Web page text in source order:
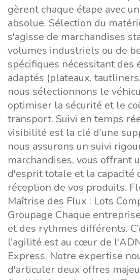
gèrent chaque étape avec
absolue. Sélection du
s'agisse de marchandises
volumes industriels ou de
spécifiques nécessitant des
adaptés (plateaux,
nous sélectionnons le
optimiser la sécurité et le
transport. Suivi en temps
visibilité est la clé d’une
nous assurons un suivi
marchandises, vous offrant
d'esprit totale et la capacité
réception de vos produits.
Maîtrise des Flux : Lots
Groupage Chaque
et des rythmes différents.
l’agilité est au cœur de
Express. Notre expertise
d'articuler deux offres